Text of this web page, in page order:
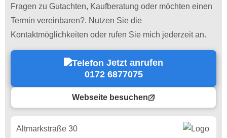
Fragen zu Gutachten, Kaufberatung oder möchten einen
Termin vereinbaren?. Nutzen Sie die
Kontaktmöglichkeiten oder rufen Sie mich jederzeit an.
Jetzt anrufen
0172 6877075
Webseite besuchen
Altmarkstraße 30